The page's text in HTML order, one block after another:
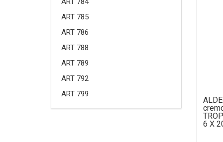
ART 785
ART 786
ART 788
ART 789
ART 792
ART 799
e
&
da
la
6 X